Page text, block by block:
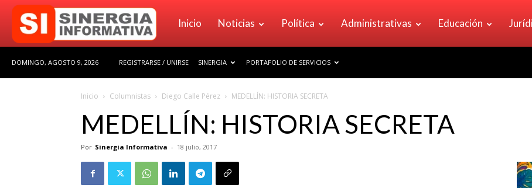
Sinergia
Inicio Noticias Política Administrativas Educación
DOMINGO, AGOSTO 9, 2026 REGISTRARSE / UNIRSE SINERGIA PORTAFOLIO DE SERVICIOS
Inicio Columnistas Diego Calle Pérez MEDELLÍN: HISTORIA SECRETA
MEDELLÍN: HISTORIA SECRETA
Por Sinergia Informativa - 18 julio, 2017